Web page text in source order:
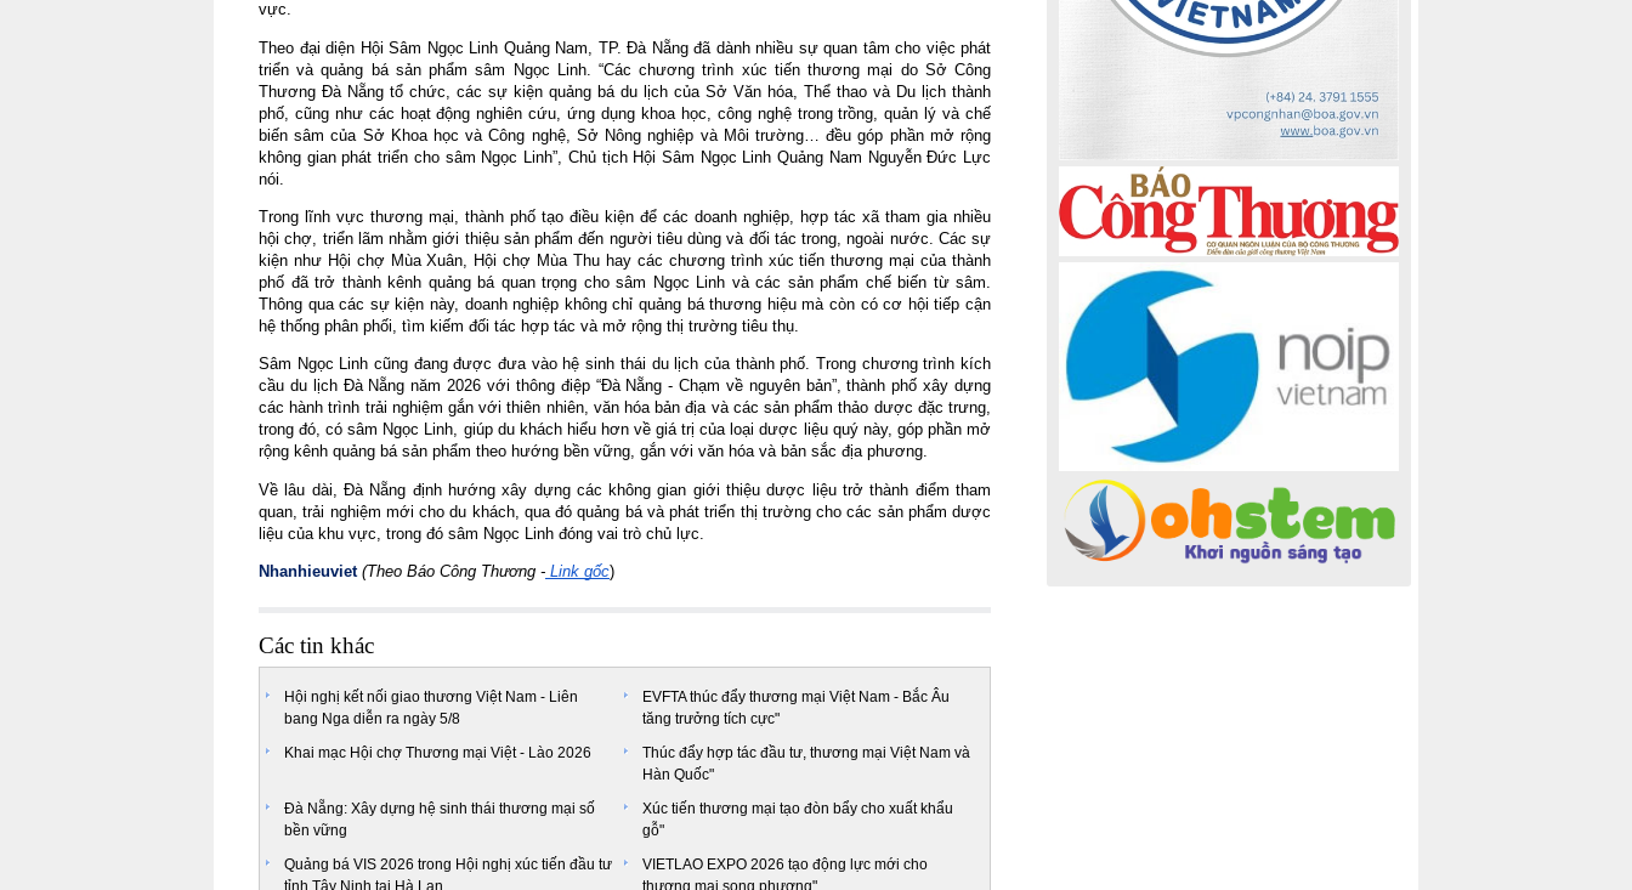
vực.
Theo đại diện Hội Sâm Ngọc Linh Quảng Nam, TP. Đà Nẵng đã dành nhiều sự quan tâm cho việc phát
triển và quảng bá sản phẩm sâm Ngọc Linh. “Các chương trình xúc tiến thương mại do Sở Công
Thương Đà Nẵng tổ chức, các sự kiện quảng bá du lịch của Sở Văn hóa, Thể thao và Du lịch thành
phố, cũng như các hoạt động nghiên cứu, ứng dụng khoa học, công nghệ trong trồng, quản lý và chế
biến sâm của Sở Khoa học và Công nghệ, Sở Nông nghiệp và Môi trường… đều góp phần mở rộng
không gian phát triển cho sâm Ngọc Linh”, Chủ tịch Hội Sâm Ngọc Linh Quảng Nam Nguyễn Đức Lực
nói.
Trong lĩnh vực thương mại, thành phố tạo điều kiện để các doanh nghiệp, hợp tác xã tham gia nhiều
hội chợ, triển lãm nhằm giới thiệu sản phẩm đến người tiêu dùng và đối tác trong, ngoài nước. Các sự
kiện như Hội chợ Mùa Xuân, Hội chợ Mùa Thu hay các chương trình xúc tiến thương mại của thành
phố đã trở thành kênh quảng bá quan trọng cho sâm Ngọc Linh và các sản phẩm chế biến từ sâm.
Thông qua các sự kiện này, doanh nghiệp không chỉ quảng bá thương hiệu mà còn có cơ hội tiếp cận
hệ thống phân phối, tìm kiếm đối tác hợp tác và mở rộng thị trường tiêu thụ.
Sâm Ngọc Linh cũng đang được đưa vào hệ sinh thái du lịch của thành phố. Trong chương trình kích
cầu du lịch Đà Nẵng năm 2026 với thông điệp “Đà Nẵng - Chạm về nguyên bản”, thành phố xây dựng
các hành trình trải nghiệm gắn với thiên nhiên, văn hóa bản địa và các sản phẩm thảo dược đặc trưng,
trong đó, có sâm Ngọc Linh, giúp du khách hiểu hơn về giá trị của loại dược liệu quý này, góp phần mở
rộng kênh quảng bá sản phẩm theo hướng bền vững, gắn với văn hóa và bản sắc địa phương.
Về lâu dài, Đà Nẵng định hướng xây dựng các không gian giới thiệu dược liệu trở thành điểm tham
quan, trải nghiệm mới cho du khách, qua đó quảng bá và phát triển thị trường cho các sản phẩm dược
liệu của khu vực, trong đó sâm Ngọc Linh đóng vai trò chủ lực.
Nhanhieuviet (Theo Báo Công Thương - Link gốc)
Các tin khác
Hội nghị kết nối giao thương Việt Nam - Liên
bang Nga diễn ra ngày 5/8
EVFTA thúc đẩy thương mại Việt Nam - Bắc Âu
tăng trưởng tích cực"
Khai mạc Hội chợ Thương mại Việt - Lào 2026
Thúc đẩy hợp tác đầu tư, thương mại Việt Nam và
Hàn Quốc"
Đà Nẵng: Xây dựng hệ sinh thái thương mại số
bền vững
Xúc tiến thương mại tạo đòn bẩy cho xuất khẩu
gỗ"
Quảng bá VIS 2026 trong Hội nghị xúc tiến đầu tư
tỉnh Tây Ninh tại Hà Lan
VIETLAO EXPO 2026 tạo động lực mới cho
thương mại song phương"